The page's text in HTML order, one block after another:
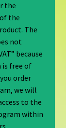
the
the
The
not
because
is free of
order
we will
to the
within